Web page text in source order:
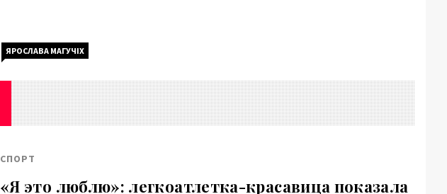
ЯРОСЛАВА МАГУЧІХ
СПОРТ
«Я это люблю»: легкоатлетка-красавица показала